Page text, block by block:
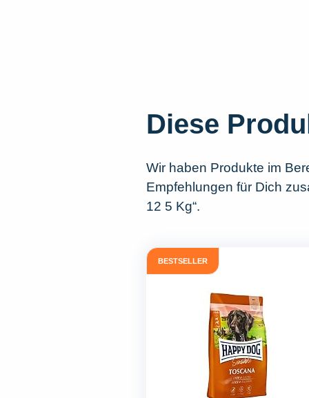
Diese
Wir haben Produkte im
Empfehlungen für Dich
12 5 Kg“.
BESTSELLER